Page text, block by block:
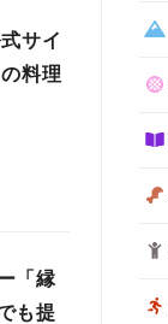
サイ
料理
「縁
も提